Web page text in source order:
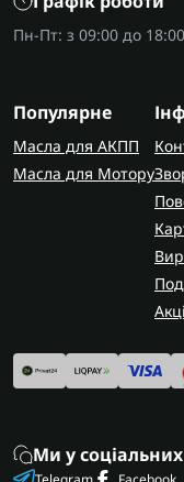
Пн-Пт: з 09:00 до 18:00
Популярне
Масла для АКПП
Масла для Мотору
Ми у